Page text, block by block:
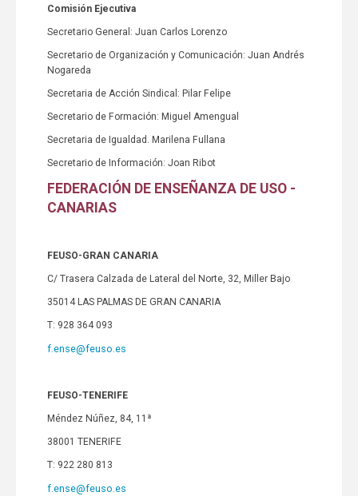
Comisión Ejecutiva
Secretario General: Juan Carlos Lorenzo
Secretario de Organización y Comunicación: Juan Andrés
Nogareda
Secretaria de Acción Sindical: Pilar Felipe
Secretario de Formación: Miguel Amengual
Secretaria de Igualdad. Marilena Fullana
Secretario de Información: Joan Ribot
FEDERACIÓN DE ENSEÑANZA DE USO -
CANARIAS
FEUSO-GRAN CANARIA
C/ Trasera Calzada de Lateral del Norte, 32, Miller Bajo
35014 LAS PALMAS DE GRAN CANARIA
T: 928 364 093
f.ense@feuso.es
FEUSO-TENERIFE
Méndez Núñez, 84, 11ª
38001 TENERIFE
T: 922 280 813
f.ense@feuso.es